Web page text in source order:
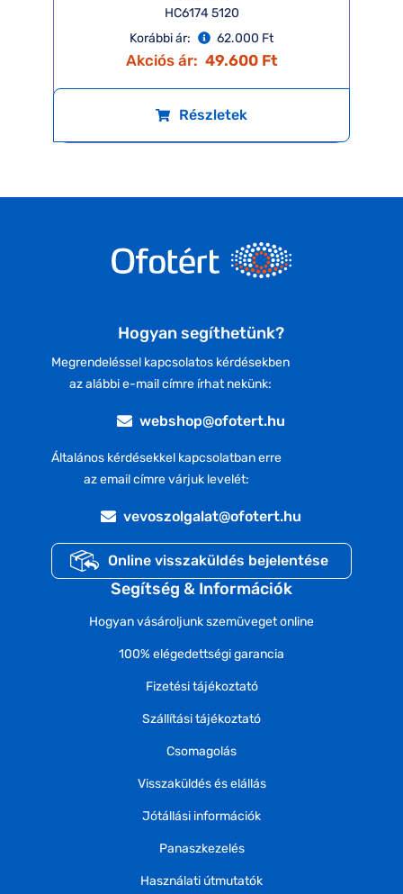
HC6174 5120
Korábbi ár:
62.000 Ft
Akciós ár: 49.600 Ft
Részletek
Hogyan segíthetünk?
Megrendeléssel kapcsolatos kérdésekben
az alábbi e-mail címre írhat nekünk:
webshop@ofotert.hu
Általános kérdésekkel kapcsolatban erre
az email címre várjuk levelét:
vevoszolgalat@ofotert.hu
Online visszaküldés bejelentése
Segítség & Információk
Hogyan vásároljunk szemüveget online
100% elégedettségi garancia
Fizetési tájékoztató
Szállítási tájékoztató
Csomagolás
Visszaküldés és elállás
Jótállási információk
Panaszkezelés
Használati útmutatók